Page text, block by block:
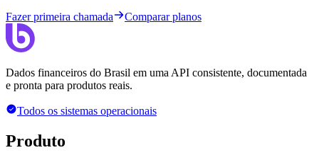
Fazer primeira chamada Comparar planos
Dados financeiros do Brasil em uma API consistente, documentada
e pronta para produtos reais.
Todos os sistemas operacionais
Produto